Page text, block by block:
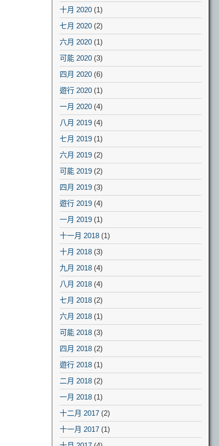
十月 2020 (1)
七月 2020 (2)
六月 2020 (1)
可能 2020 (3)
四月 2020 (6)
遊行 2020 (1)
一月 2020 (4)
八月 2019 (4)
七月 2019 (1)
六月 2019 (2)
可能 2019 (2)
四月 2019 (3)
遊行 2019 (4)
一月 2019 (1)
十一月 2018 (1)
十月 2018 (3)
九月 2018 (4)
八月 2018 (4)
七月 2018 (2)
六月 2018 (1)
可能 2018 (3)
四月 2018 (2)
遊行 2018 (1)
二月 2018 (2)
一月 2018 (1)
十二月 2017 (2)
十一月 2017 (1)